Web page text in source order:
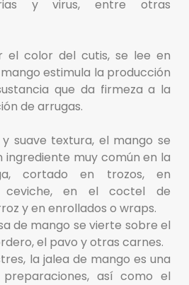
y virus, entre otras
el color del cutis, se lee en
estimula la producción
que da firmeza a la
de arrugas.
suave textura, el mango se
ingrediente muy común en la
cortado en trozos, en
ceviche, en el coctel de
y en enrollados o wraps.
de mango se vierte sobre el
el pavo y otras carnes.
la jalea de mango es una
así como el